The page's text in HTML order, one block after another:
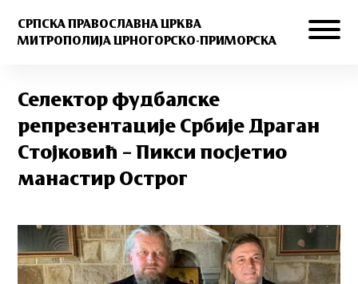
СРПСКА ПРАВОСЛАВНА ЦРКВА
МИТРОПОЛИЈА ЦРНОГОРСКО-ПРИМОРСКА
Селектор фудбалске
репрезентације Србије Драган
Стојковић – Пикси посјетио
манастир Острог